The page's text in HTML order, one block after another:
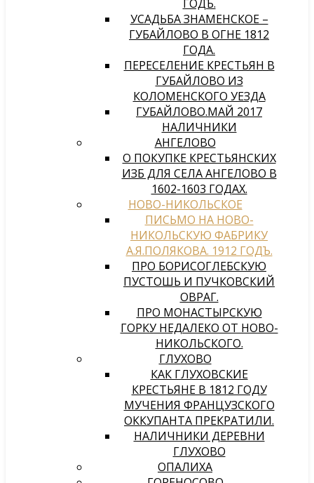
ГОДЪ.
УСАДЬБА ЗНАМЕНСКОЕ –
ГУБАЙЛОВО В ОГНЕ 1812
ГОДА.
ПЕРЕСЕЛЕНИЕ КРЕСТЬЯН В
ГУБАЙЛОВО ИЗ
КОЛОМЕНСКОГО УЕЗДА
ГУБАЙЛОВО.МАЙ 2017
НАЛИЧНИКИ
АНГЕЛОВО
О ПОКУПКЕ КРЕСТЬЯНСКИХ
ИЗБ ДЛЯ СЕЛА АНГЕЛОВО В
1602-1603 ГОДАХ.
НОВО-НИКОЛЬСКОЕ
ПИСЬМО НА НОВО-
НИКОЛЬСКУЮ ФАБРИКУ
А.Я.ПОЛЯКОВА. 1912 ГОДЪ.
ПРО БОРИСОГЛЕБСКУЮ
ПУСТОШЬ И ПУЧКОВСКИЙ
ОВРАГ.
ПРО МОНАСТЫРСКУЮ
ГОРКУ НЕДАЛЕКО ОТ НОВО-
НИКОЛЬСКОГО.
ГЛУХОВО
КАК ГЛУХОВСКИЕ
КРЕСТЬЯНЕ В 1812 ГОДУ
МУЧЕНИЯ ФРАНЦУЗСКОГО
ОККУПАНТА ПРЕКРАТИЛИ.
НАЛИЧНИКИ ДЕРЕВНИ
ГЛУХОВО
ОПАЛИХА